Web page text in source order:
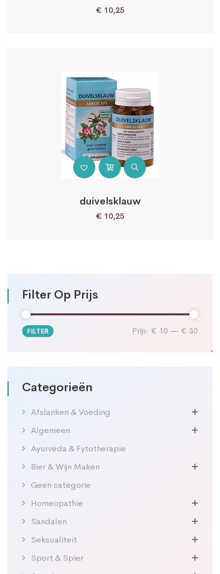
Filter Op Prijs
Min.
Max.
FILTER Prijs: € 10 — € 30
Categorieën
Afslanken & Voeding
Algemeen
Ayurveda & Fytotherapie
Bier & Wijn Maken
Geen categorie
Homeopathie
Sandalen
Seksualiteit
Sport & Spier
€ 10,25
duivelsklauw
€ 10,25